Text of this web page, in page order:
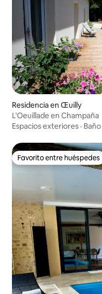
Residencia en Œuilly
L'Oeuillade en Champaña
Espacios exteriores · Baño
Favorito entre huéspedes
Favorito entre huéspedes